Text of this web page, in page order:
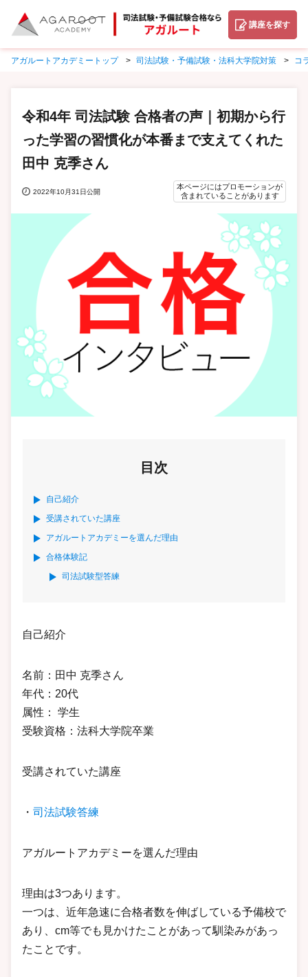
講座を探す
アガルートアカデミートップ 司法試験・予備試験・法科大学院対策 コ
令和4年 司法試験 合格者の声｜初期から行
った学習の習慣化が本番まで支えてくれた
田中 克季さん
2022年10月31日公開
本ページにはプロモーションが
含まれていることがあります
目次
自己紹介
受講されていた講座
アガルートアカデミーを選んだ理由
合格体験記
司法試験型答練
自己紹介
名前：田中 克季さん
年代：20代
属性： 学生
受験資格：法科大学院卒業
受講されていた講座
・ 司法試験答練
アガルートアカデミーを選んだ理由
理由は3つあります。
一つは、近年急速に合格者数を伸ばしている予備校で
あり、cm等でも見かけたことがあって馴染みがあっ
たことです。